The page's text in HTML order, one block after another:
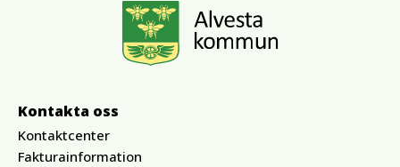
Kontakta oss
Kontaktcenter
Fakturainformation